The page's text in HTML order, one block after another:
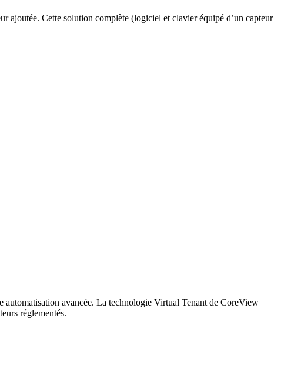
ajoutée. Cette solution complète (logiciel et clavier équipé d’un capteur
avancée. La technologie Virtual Tenant de CoreView
réglementés.